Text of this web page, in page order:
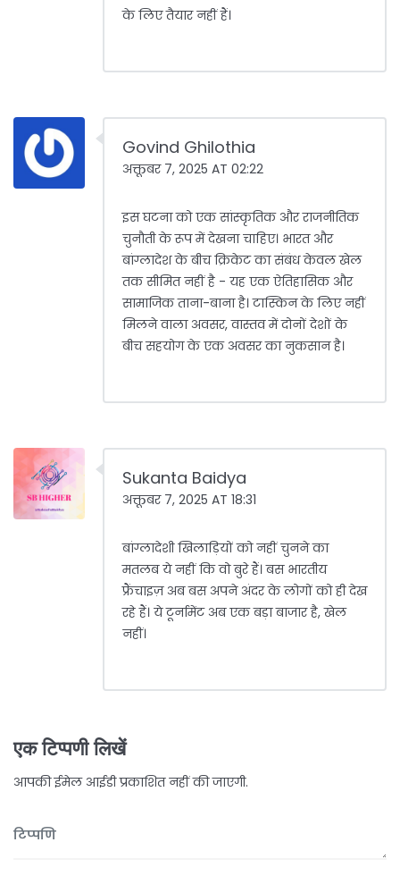
के लिए तैयार नहीं हैं।
Govind Ghilothia
अक्तूबर 7, 2025 AT 02:22
इस घटना को एक सांस्कृतिक और राजनीतिक
चुनौती के रूप में देखना चाहिए। भारत और
बांग्लादेश के बीच क्रिकेट का संबंध केवल खेल
तक सीमित नहीं है - यह एक ऐतिहासिक और
सामाजिक ताना-बाना है। टास्किन के लिए नहीं
मिलने वाला अवसर, वास्तव में दोनों देशों के
बीच सहयोग के एक अवसर का नुकसान है।
Sukanta Baidya
अक्तूबर 7, 2025 AT 18:31
बांग्लादेशी खिलाड़ियों को नहीं चुनने का
मतलब ये नहीं कि वो बुरे हैं। बस भारतीय
फ्रैंचाइज़ अब बस अपने अंदर के लोगों को ही देख
रहे हैं। ये टूर्नामेंट अब एक बड़ा बाजार है, खेल
नहीं।
एक टिप्पणी लिखें
आपकी ईमेल आईडी प्रकाशित नहीं की जाएगी.